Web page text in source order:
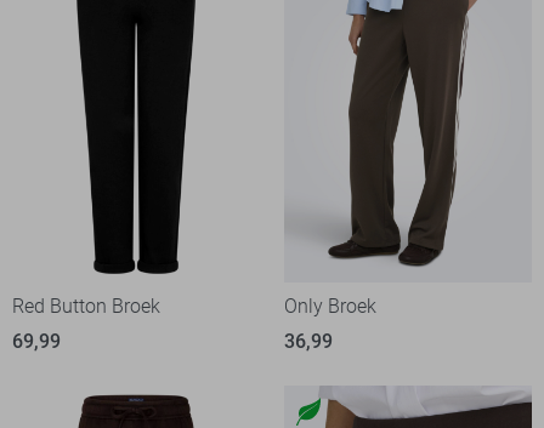
Red Button Broek
69,99
Only Broek
36,99